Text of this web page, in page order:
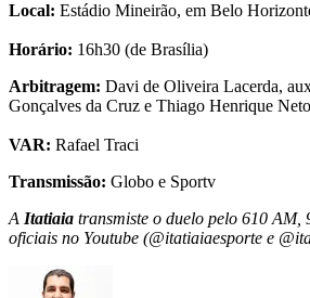
Local: Estádio Mineirão, em Belo
Horário: 16h30 (de Brasília)
Arbitragem: Davi de Oliveira Lacerda,
Gonçalves da Cruz e Thiago Henrique
VAR: Rafael Traci
Transmissão: Globo e Sportv
A Itatiaia transmiste o duelo pelo 610 AM,
oficiais no Youtube (@itatiaiaesporte e